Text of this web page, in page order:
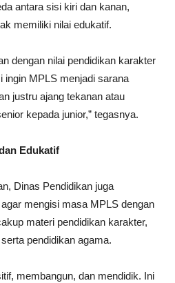
antara sisi kiri dan kanan,
memiliki nilai edukatif.
dengan nilai pendidikan karakter
ingin MPLS menjadi sarana
justru ajang tekanan atau
kepada junior,” tegasnya.
Edukatif
Dinas Pendidikan juga
mengisi masa MPLS dengan
materi pendidikan karakter,
pendidikan agama.
membangun, dan mendidik. Ini